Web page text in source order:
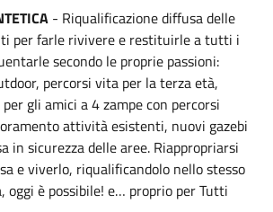
- Riqualificazione diffusa delle
per farle rivivere e restituirle a tutti i
secondo le proprie passioni:
percorsi vita per la terza età,
gli amici a 4 zampe con percorsi
attività esistenti, nuovi gazebi
in sicurezza delle aree. Riappropriarsi
e viverlo, riqualificandolo nello stesso
oggi è possibile! e… proprio per Tutti